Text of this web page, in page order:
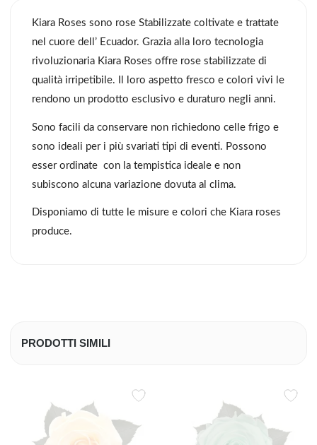
Kiara Roses sono rose Stabilizzate coltivate e trattate
nel cuore dell’ Ecuador. Grazia alla loro tecnologia
rivoluzionaria Kiara Roses offre rose stabilizzate di
qualità irripetibile. Il loro aspetto fresco e colori vivi le
rendono un prodotto esclusivo e duraturo negli anni.
Sono facili da conservare non richiedono celle frigo e
sono ideali per i più svariati tipi di eventi. Possono
esser ordinate con la tempistica ideale e non
subiscono alcuna variazione dovuta al clima.
Disponiamo di tutte le misure e colori che Kiara roses
produce.
PRODOTTI SIMILI